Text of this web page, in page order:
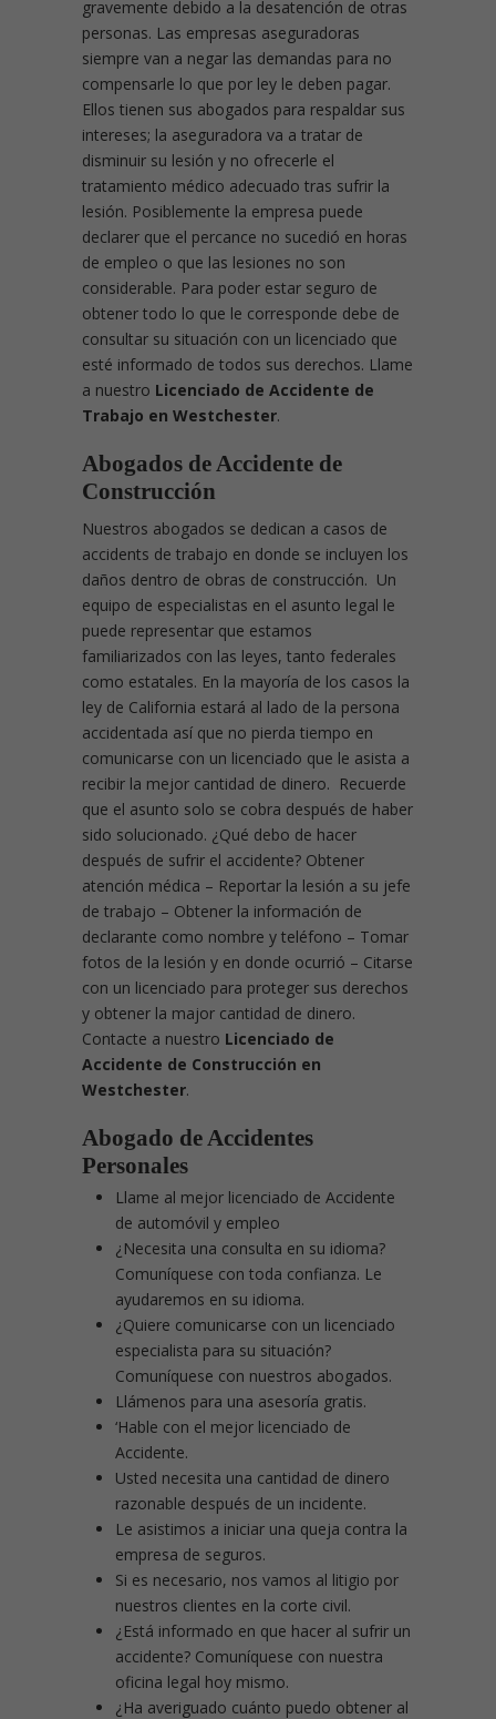
gravemente debido a la desatención de otras
personas. Las empresas aseguradoras
siempre van a negar las demandas para no
compensarle lo que por ley le deben pagar.
Ellos tienen sus abogados para respaldar sus
intereses; la aseguradora va a tratar de
disminuir su lesión y no ofrecerle el
tratamiento médico adecuado tras sufrir la
lesión. Posiblemente la empresa puede
declarer que el percance no sucedió en horas
de empleo o que las lesiones no son
considerable. Para poder estar seguro de
obtener todo lo que le corresponde debe de
consultar su situación con un licenciado que
esté informado de todos sus derechos. Llame
a nuestro Licenciado de Accidente de
Trabajo en Westchester.
Abogados de Accidente de
Construcción
Nuestros abogados se dedican a casos de
accidents de trabajo en donde se incluyen los
daños dentro de obras de construcción. Un
equipo de especialistas en el asunto legal le
puede representar que estamos
familiarizados con las leyes, tanto federales
como estatales. En la mayoría de los casos la
ley de California estará al lado de la persona
accidentada así que no pierda tiempo en
comunicarse con un licenciado que le asista a
recibir la mejor cantidad de dinero. Recuerde
que el asunto solo se cobra después de haber
sido solucionado. ¿Qué debo de hacer
después de sufrir el accidente? Obtener
atención médica – Reportar la lesión a su jefe
de trabajo – Obtener la información de
declarante como nombre y teléfono – Tomar
fotos de la lesión y en donde ocurrió – Citarse
con un licenciado para proteger sus derechos
y obtener la major cantidad de dinero.
Contacte a nuestro Licenciado de
Accidente de Construcción en
Westchester.
Abogado de Accidentes
Personales
Llame al mejor licenciado de Accidente
de automóvil y empleo
¿Necesita una consulta en su idioma?
Comuníquese con toda confianza. Le
ayudaremos en su idioma.
¿Quiere comunicarse con un licenciado
especialista para su situación?
Comuníquese con nuestros abogados.
Llámenos para una asesoría gratis.
‘Hable con el mejor licenciado de
Accidente.
Usted necesita una cantidad de dinero
razonable después de un incidente.
Le asistimos a iniciar una queja contra la
empresa de seguros.
Si es necesario, nos vamos al litigio por
nuestros clientes en la corte civil.
¿Está informado en que hacer al sufrir un
accidente? Comuníquese con nuestra
oficina legal hoy mismo.
¿Ha averiguado cuánto puedo obtener al